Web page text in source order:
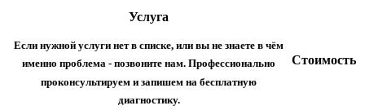
Услуга
Если нужной услуги нет в списке, или вы не знаете в чём
именно проблема - позвоните нам. Профессионально
проконсультируем и запишем на бесплатную
диагностику.
Стоимость